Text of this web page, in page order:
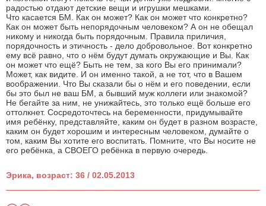
радостью отдают детские вещи и игрушки мешками.
Что касается БМ. Как он может? Как он может что конкретно?
Как он может быть непорядочным человеком? А он не обещал
никому и никогда быть порядочным. Правила приличия,
порядочность и этичность - дело добровольное. Вот конкретно
ему всё равно, что о нём будут думать окружающие и Вы. Как
он может что ещё? Быть не тем, за кого Вы его принимали?
Может, как видите. И он именно такой, а не тот, что в Вашем
воображении. Что Вы сказали бы о нём и его поведении, если
бы это был не ваш БМ, а бывший муж коллеги или знакомой?
Не бегайте за ним, не унижайтесь, это только ещё больше его
оттолкнет. Сосредоточтесь на беременности, придумывайте
имя ребёнку, представляйте, каким он будет в разном возрасте,
каким он будет хорошим и интересным человеком, думайте о
том, каким Вы хотите его воспитать. Помните, что Вы носите не
его ребёнка, а СВОЕГО ребёнка в первую очередь.
Эрика, возраст: 36 / 02.05.2013